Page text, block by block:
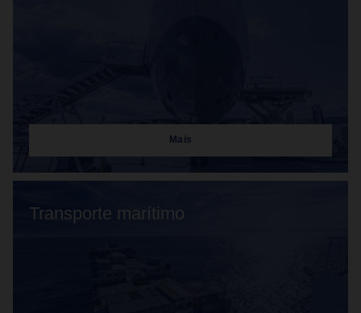
Mais
Transporte marítimo